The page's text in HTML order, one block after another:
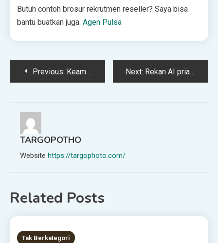
Butuh contoh brosur rekrutmen reseller? Saya bisa
bantu buatkan juga. Agen Pulsa
PostPrevious: Keamanan bermain slot online cara memilih situs yang aman dan terpercaya Next: Rekan AI pria baru Grok didasarkan pada Edward dari ‘Twilight’
TARGOPOTHO
Website https://targophoto.com/
Related Posts
2 MINS READ
Tak Berkategori